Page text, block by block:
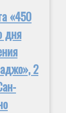
«450
дня
2